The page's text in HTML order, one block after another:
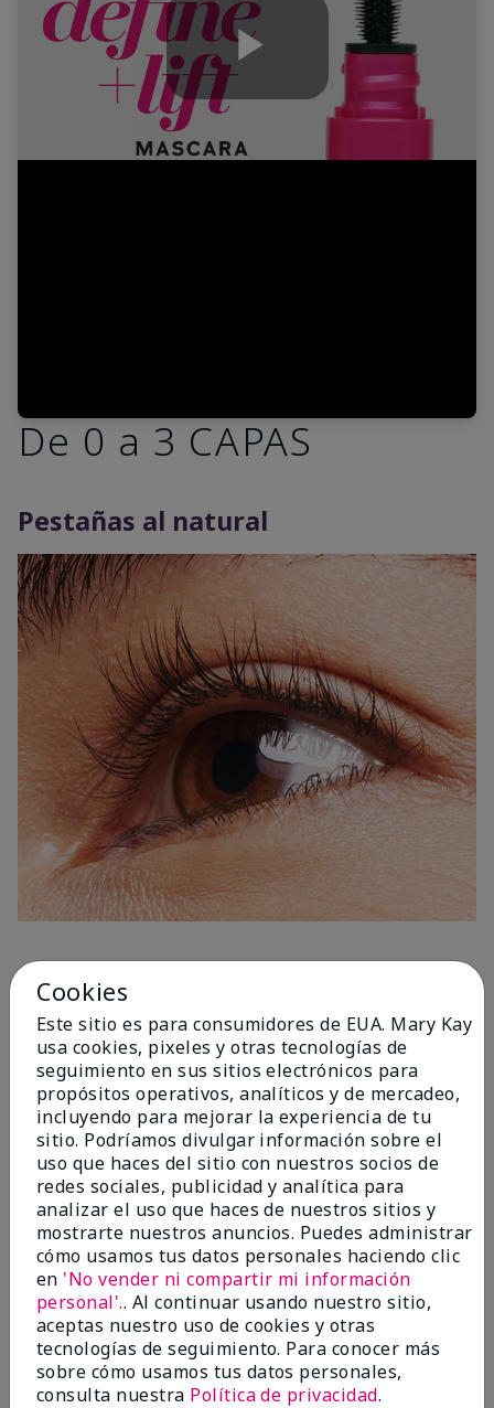
Play
De 0 a 3 CAPAS
Pestañas al natural
1 Capa
Cookies
Este sitio es para consumidores de EUA. Mary Kay
usa cookies, pixeles y otras tecnologías de
seguimiento en sus sitios electrónicos para
propósitos operativos, analíticos y de mercadeo,
incluyendo para mejorar la experiencia de tu
sitio. Podríamos divulgar información sobre el
uso que haces del sitio con nuestros socios de
redes sociales, publicidad y analítica para
analizar el uso que haces de nuestros sitios y
mostrarte nuestros anuncios. Puedes administrar
cómo usamos tus datos personales haciendo clic
en 'No vender ni compartir mi información
personal'.. Al continuar usando nuestro sitio,
aceptas nuestro uso de cookies y otras
tecnologías de seguimiento. Para conocer más
sobre cómo usamos tus datos personales,
consulta nuestra Política de privacidad.